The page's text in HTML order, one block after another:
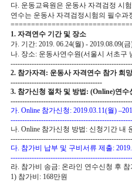
다. 운동교육원은 운동사 자격검정 시
연수는 운동사 자격검정시험의 필수과
1. 자격연수 기간 및 장소
가. 기간: 2019. 06.24(월) - 2019.08.09(금
나. 장소: 운동사연수원(서울시 서초구
2. 참가자격 : 운동사 자격연수 참가 희
---------------------------------------
3. 참가신청 절차 및 방법 : (Online)연수
가. Online 참가신청: 2019.03.11(월) –
나. Online 참가신청 방법 : 신청기간 내
다. 참가비 납부 및 구비서류 제출:
라. 참가비 송금: 온라인 연수신청 후
1) 참가비 : 168만원